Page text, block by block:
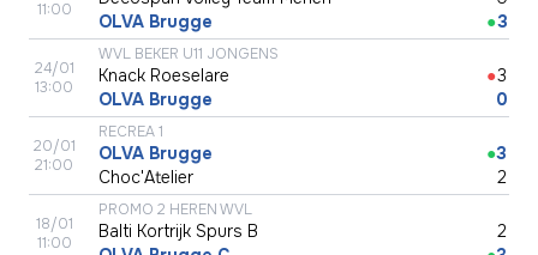
11:00
OLVA Brugge
●3
24/01
13:00
WVL BEKER U11 JONGENS
Knack Roeselare
OLVA Brugge
●3
0
20/01
21:00
RECREA 1
OLVA Brugge
Choc'Atelier
●3
2
18/01
11:00
PROMO 2 HEREN WVL
Balti Kortrijk Spurs B
2